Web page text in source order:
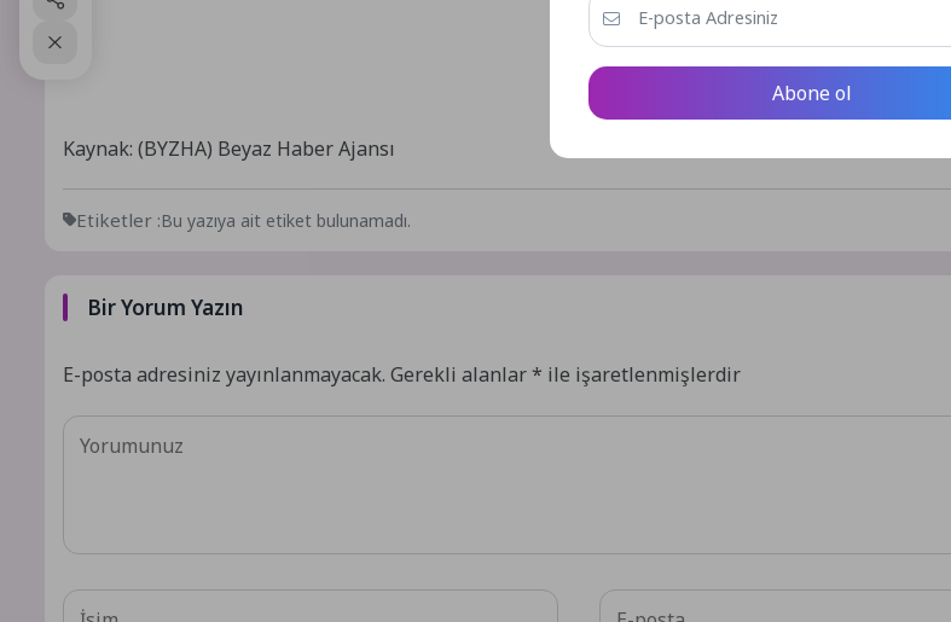
Kaynak: (BYZHA) Beyaz Haber Ajansı
Etiketler :Bu yazıya ait etiket bulunamadı.
Bir Yorum Yazın
E-posta adresiniz yayınlanmayacak. Gerekli alanlar* ile işaretlenmişlerdir
Abone ol